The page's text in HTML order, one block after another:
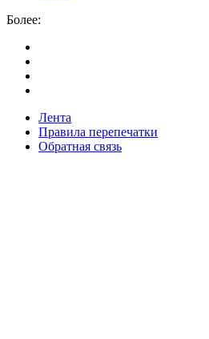
Более:
Лента
Правила перепечатки
Обратная связь